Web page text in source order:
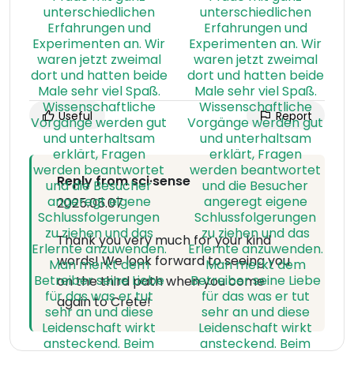
Useful Report
Reply from sci·sense
2025.05.07
Thank you very much for your kind
words! We look forward to seeing you
on the third path when you come
again to Crete!